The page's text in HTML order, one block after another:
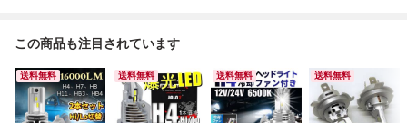
この商品も注目されています
送料無料 送料無料 送料無料 送料無料